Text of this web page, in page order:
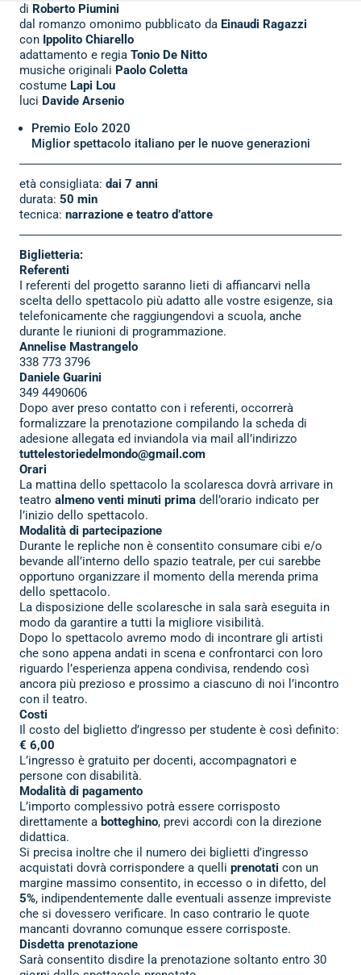
di Roberto Piumini
dal romanzo omonimo pubblicato da Einaudi Ragazzi
con Ippolito Chiarello
adattamento e regia Tonio De Nitto
musiche originali Paolo Coletta
costume Lapi Lou
luci Davide Arsenio
Premio Eolo 2020
Miglior spettacolo italiano per le nuove generazioni
età consigliata: dai 7 anni
durata: 50 min
tecnica: narrazione e teatro d’attore
Biglietteria:
Referenti
I referenti del progetto saranno lieti di affiancarvi nella
scelta dello spettacolo più adatto alle vostre esigenze, sia
telefonicamente che raggiungendovi a scuola, anche
durante le riunioni di programmazione.
Annelise Mastrangelo
338 773 3796
Daniele Guarini
349 4490606
Dopo aver preso contatto con i referenti, occorrerà
formalizzare la prenotazione compilando la scheda di
adesione allegata ed inviandola via mail all’indirizzo
tuttelestoriedelmondo@gmail.com
Orari
La mattina dello spettacolo la scolaresca dovrà arrivare in
teatro almeno venti minuti prima dell’orario indicato per
l’inizio dello spettacolo.
Modalità di partecipazione
Durante le repliche non è consentito consumare cibi e/o
bevande all’interno dello spazio teatrale, per cui sarebbe
opportuno organizzare il momento della merenda prima
dello spettacolo.
La disposizione delle scolaresche in sala sarà eseguita in
modo da garantire a tutti la migliore visibilità.
Dopo lo spettacolo avremo modo di incontrare gli artisti
che sono appena andati in scena e confrontarci con loro
riguardo l’esperienza appena condivisa, rendendo così
ancora più prezioso e prossimo a ciascuno di noi l’incontro
con il teatro.
Costi
Il costo del biglietto d’ingresso per studente è così definito:
€ 6,00
L’ingresso è gratuito per docenti, accompagnatori e
persone con disabilità.
Modalità di pagamento
L’importo complessivo potrà essere corrisposto
direttamente a botteghino, previ accordi con la direzione
didattica.
Si precisa inoltre che il numero dei biglietti d’ingresso
acquistati dovrà corrispondere a quelli prenotati con un
margine massimo consentito, in eccesso o in difetto, del
5%, indipendentemente dalle eventuali assenze impreviste
che si dovessero verificare. In caso contrario le quote
mancanti dovranno comunque essere corrisposte.
Disdetta prenotazione
Sarà consentito disdire la prenotazione soltanto entro 30